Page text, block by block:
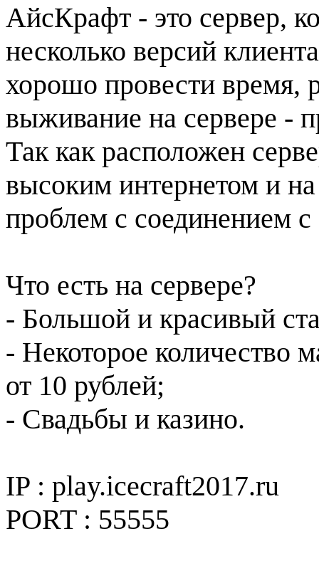
АйсКрафт - это сервер,
несколько версий
хорошо провести время,
выживание на сервере -
Так как расположен
высоким интернетом и
проблем с соединением с
Что есть на сервере?
- Большой и красивый
- Некоторое количество
от 10 рублей;
- Свадьбы и казино.
IP : play.icecraft2017.ru
PORT : 55555